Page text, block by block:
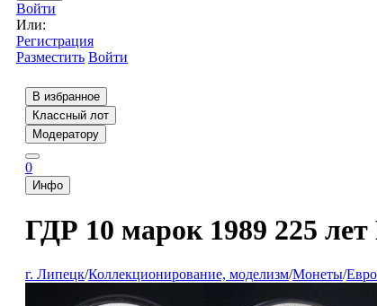
Войти
Или:
Регистрация
Разместить Войти
В избранное
Классный лот
Модератору
0
Инфо
ГДР 10 марок 1989 225
г. Липецк/Коллекционирование, моделизм/Монеты/